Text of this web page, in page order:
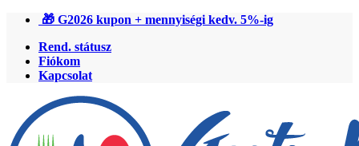
Ugrás
navigációhoz
Ugrás
tartalomra
🎁 G2026 kupon + mennyiségi kedv. 5%-ig
Rend. státusz
Fiókom
Kapcsolat